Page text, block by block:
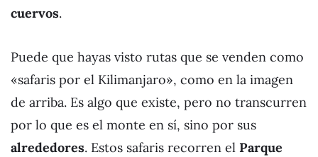
cuervos.
Puede que hayas visto rutas que se venden como
«safaris por el Kilimanjaro», como en la imagen
de arriba. Es algo que existe, pero no transcurren
por lo que es el monte en sí, sino por sus
alrededores. Estos safaris recorren el Parque